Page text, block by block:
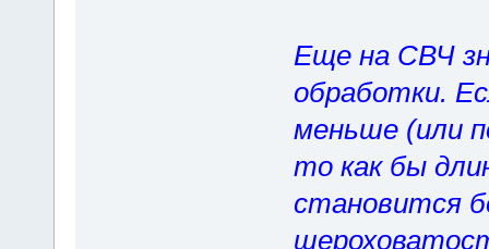
Еще на СВЧ
обработки.
меньше (или
то как бы
становится